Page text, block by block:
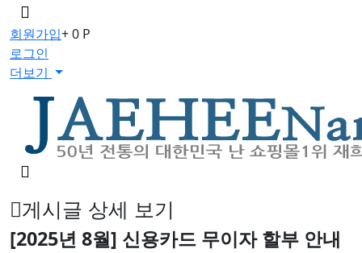
메
뉴
버
튼
회원가입+ 0 P
로그인
더보기
검
버
튼
게시글 상세 보기
[2025년 8월] 신용카드 무이자 할부 안내